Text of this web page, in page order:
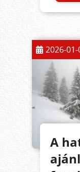
2026-01-
A